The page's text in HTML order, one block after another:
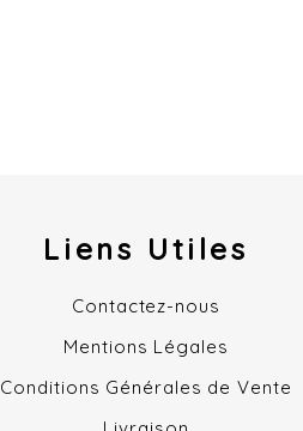
Liens Utiles
Contactez-nous
Mentions Légales
Conditions Générales de Vente